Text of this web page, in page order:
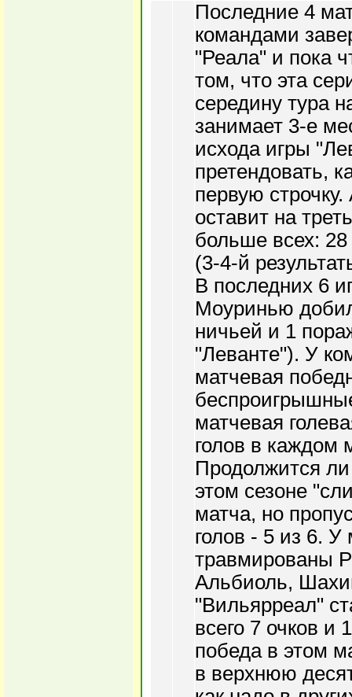
Последние 4
командами
"Реала" и пока
том, что эта
середину тура
занимает 3-е
исхода игры
претендовать,
первую
оставит на
больше всех:
(3-4-й
В последних 6
Моуринью
ничьей и 1
"Леванте"). У
матчевая
матчевая
голов в
Продолжится
этом сезоне
матча, но
голов - 5 из 6.
травмированы
Альбиоль,
"Вильярреал"
всего 7 очков и
победа в этом
в верхнюю